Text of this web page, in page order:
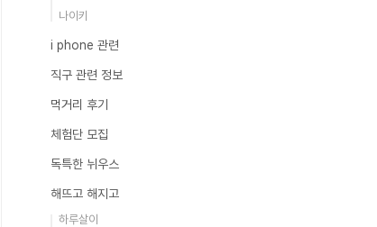
나이키
i phone 관련
직구 관련 정보
먹거리 후기
체험단 모집
독특한 뉘우스
해뜨고 해지고
하루살이